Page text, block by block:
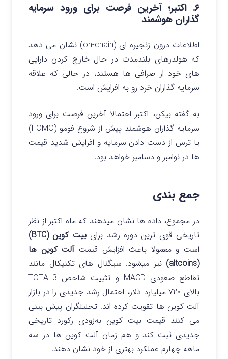
۶. اکتبر؛ آخرین فرصت برای ورود سرمایه
گذاران هوشمند
اطلاعات درون زنجیره ای (on-chain) نشان می دهد
که هولدرهای بلندمدت در حال خارج کردن دارایی
های خود از صرافی ها هستند، در حالی که علاقه
سرمایه گذاران خرد رو به افزایش است.
به گفته بیکن، اکتبر احتمالا آخرین فرصت برای ورود
سرمایه گذاران هوشمند پیش از شروع فومو (FOMO)
یا ترس از دست دادن سرمایه و افزایش شدید قیمت
ها در نوامبر و دسامبر خواهد بود.
جمع بندی
در مجموع، داده ها نشان میدهند که ماه اکتبر از نظر
تاریخی قوی ترین دوره رشد برایبیت کوین (BTC)
است و معمولا باعث افزایش قیمت آلت کوین ها
(altcoins)
نیز میشود. سیگنال های تکنیکال مانند
تقاطع صعودی MACD و تثبیت شاخص TOTAL3
بالای ۷۲۰ میلیارد دلار، احتمال رشد جدیدی را در بازار
آلت کوین ها تقویت کرده اند.تحلیلگران پیش بینی
می کنند قیمت بیت کوین به‌زودی رکورد تاریخی
جدیدی ثبت کند و هم زمان آلت کوین ها در سه
ماهه چهارم عملکرد بهتری از خود نشان دهند.